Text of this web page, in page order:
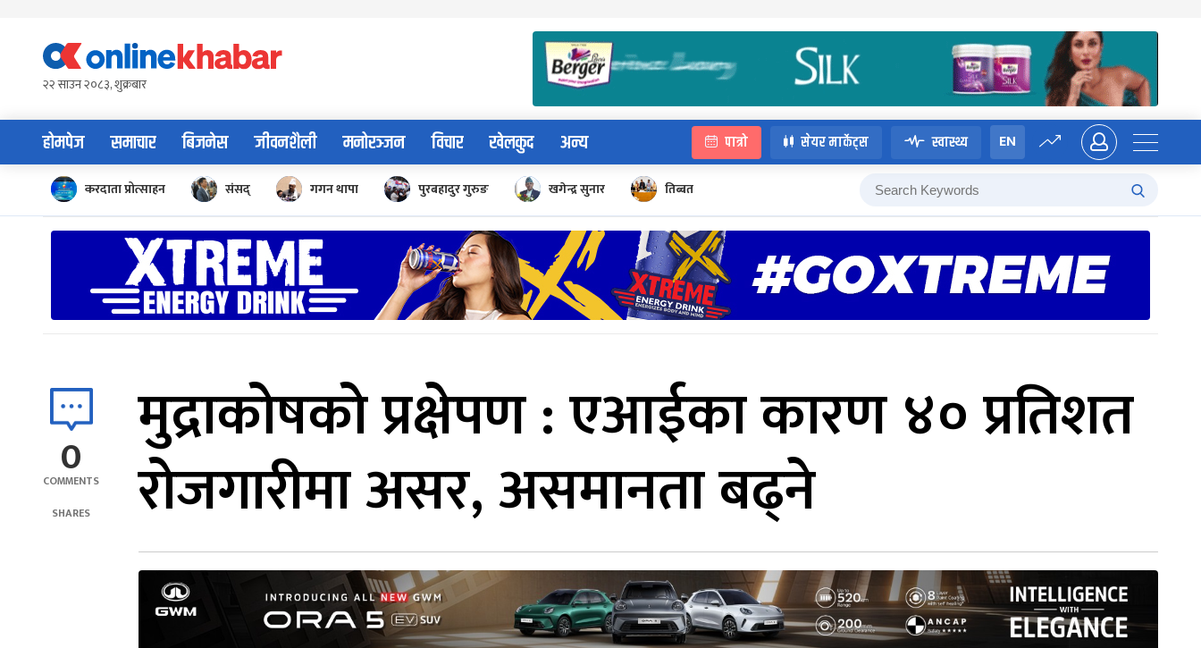
content२२ साउन २०८३, शुक्रबार
होमपेज समाचार बिजनेस जीवनशैली मनोरञ्जन विचार खेलकुद अन्य पात्रो सेयर मार्केट्स स्वास्थ्य EN
करदाता प्रोत्साहन संसद् गगन थापा पुरबहादुर गुरुङ खगेन्द्र सुनार तिब्बत
0
COMMENTS
SHARES
मुद्राकोषको प्रक्षेपण : एआईका कारण ४० प्रतिशत
रोजगारीमा असर, असमानता बढ्ने